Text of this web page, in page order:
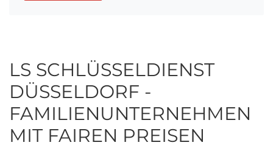
LS SCHLÜSSELDIENST
DÜSSELDORF -
FAMILIENUNTERNEHMEN
MIT FAIREN PREISEN